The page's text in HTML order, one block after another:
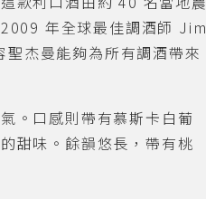
年全球最佳調酒師 Jim
杰曼能夠為所有調酒帶來
。口感則帶有慕斯卡白葡
甜味。餘韻悠長，帶有桃